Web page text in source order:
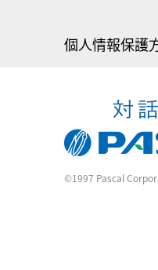
個人情報保護
©1997 Pascal